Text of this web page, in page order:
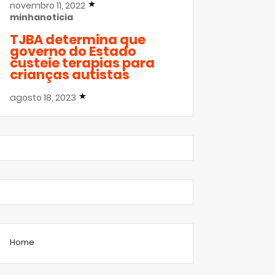
novembro 11, 2022
minhanoticia
TJBA determina que
governo do Estado
custeie terapias para
crianças autistas
agosto 18, 2023
Home